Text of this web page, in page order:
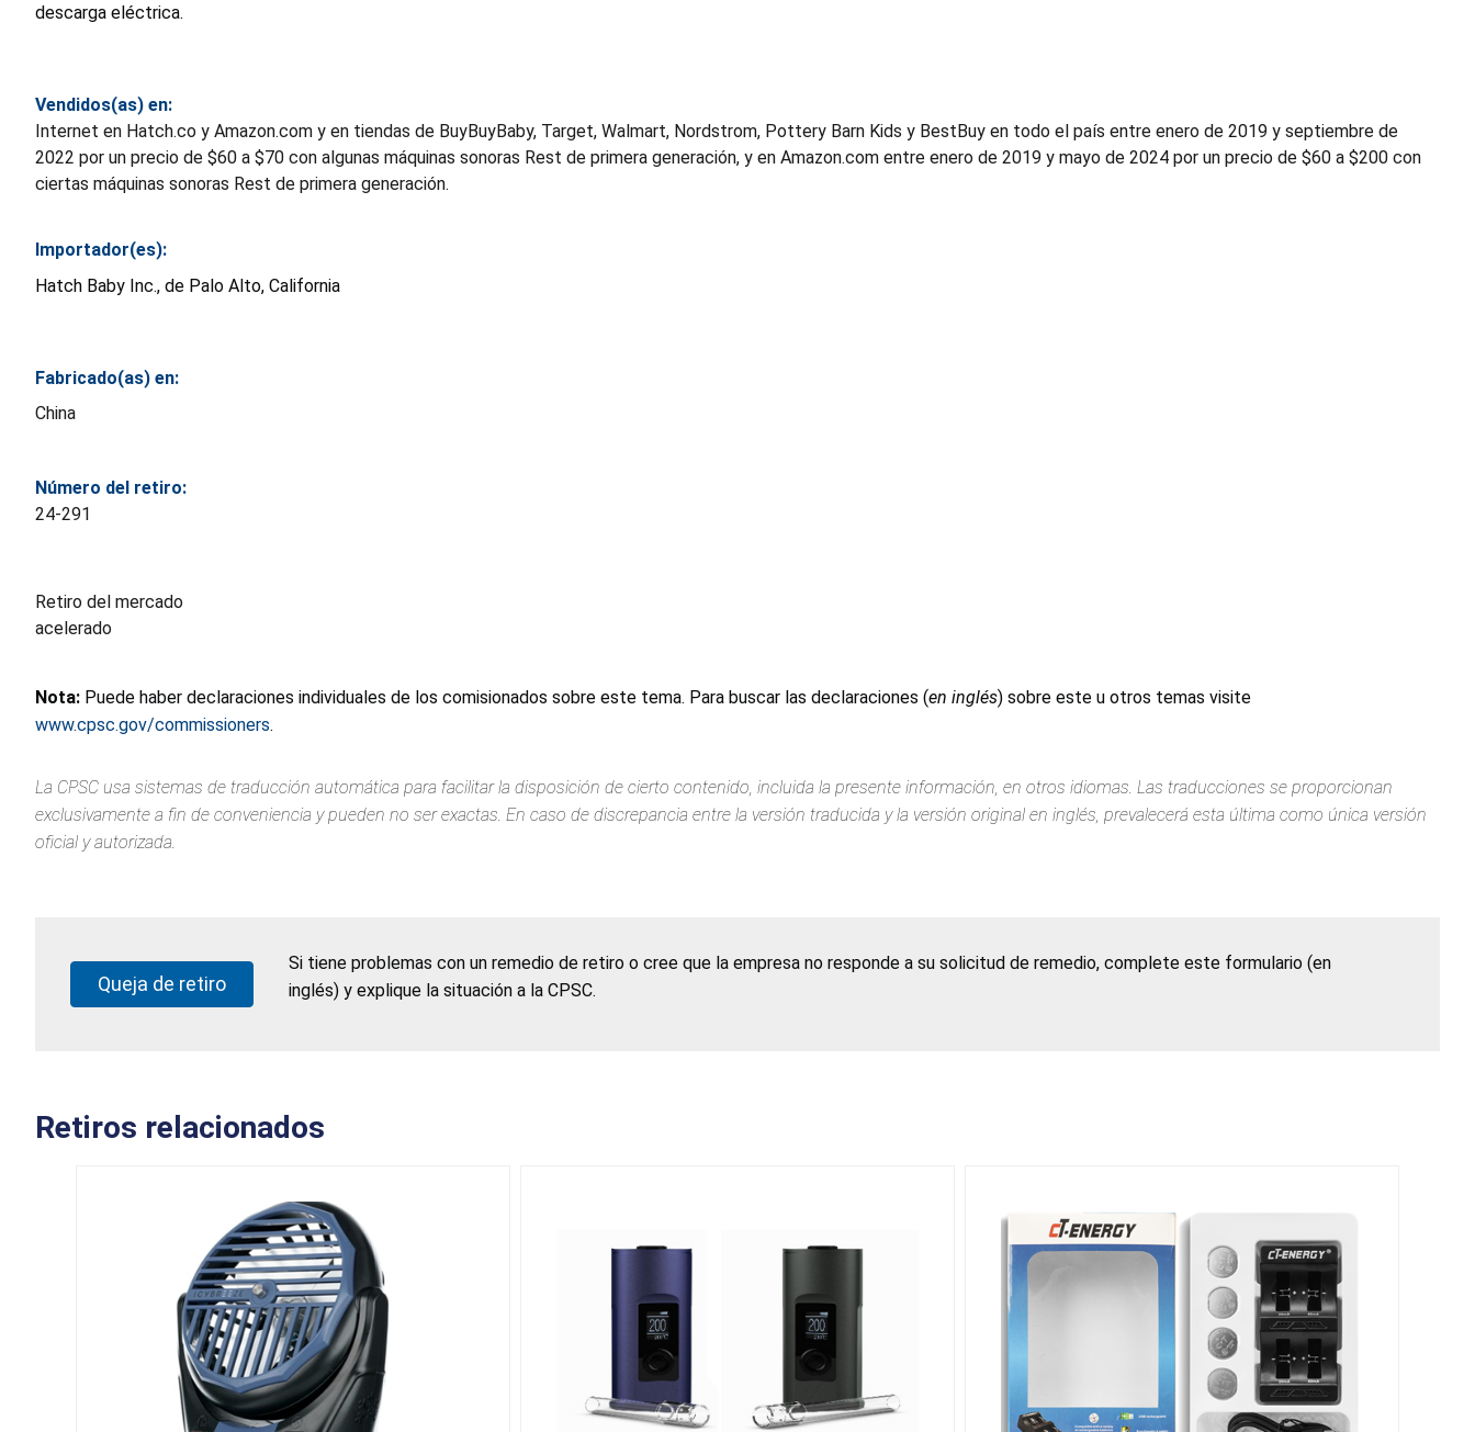
descarga eléctrica.
Vendidos(as) en:
Internet en Hatch.co y Amazon.com y en tiendas de BuyBuyBaby, Target, Walmart, Nordstrom, Pottery Barn Kids y BestBuy en todo el país entre enero de 2019 y septiembre de
2022 por un precio de $60 a $70 con algunas máquinas sonoras Rest de primera generación, y en Amazon.com entre enero de 2019 y mayo de 2024 por un precio de $60 a $200 con
ciertas máquinas sonoras Rest de primera generación.
Importador(es):
Hatch Baby Inc., de Palo Alto, California
Fabricado(as) en:
China
Número del retiro:
24-291
Retiro del mercado
acelerado
Nota: Puede haber declaraciones individuales de los comisionados sobre este tema. Para buscar las declaraciones (en inglés) sobre este u otros temas visite
www.cpsc.gov/commissioners.
La CPSC usa sistemas de traducción automática para facilitar la disposición de cierto contenido, incluida la presente información, en otros idiomas. Las traducciones se proporcionan
exclusivamente a fin de conveniencia y pueden no ser exactas. En caso de discrepancia entre la versión traducida y la versión original en inglés, prevalecerá esta última como única versión
oficial y autorizada.
Queja de retiro
Si tiene problemas con un remedio de retiro o cree que la empresa no responde a su solicitud de remedio, complete este formulario (en
inglés) y explique la situación a la CPSC.
Retiros relacionados